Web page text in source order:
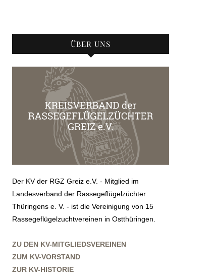
ÜBER UNS
Der KV der RGZ Greiz e.V. - Mitglied im
Landesverband der Rassegeflügelzüchter
Thüringens e. V. - ist die Vereinigung von 15
Rassegeflügelzuchtvereinen in Ostthüringen.
ZU DEN KV-MITGLIEDSVEREINEN
ZUM KV-VORSTAND
ZUR KV-HISTORIE